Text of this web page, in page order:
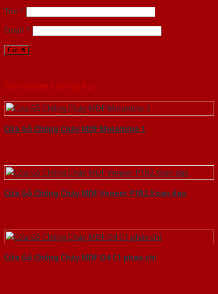
Tên *
Email *
Sản phẩm tương tự
Cửa Gỗ Chống Cháy MDF Melamine 1
Cửa Gỗ Chống Cháy MDF Veneer P1R2 Xoan dao
Cửa Gỗ Chống Cháy MDF O4 C1 phao chi